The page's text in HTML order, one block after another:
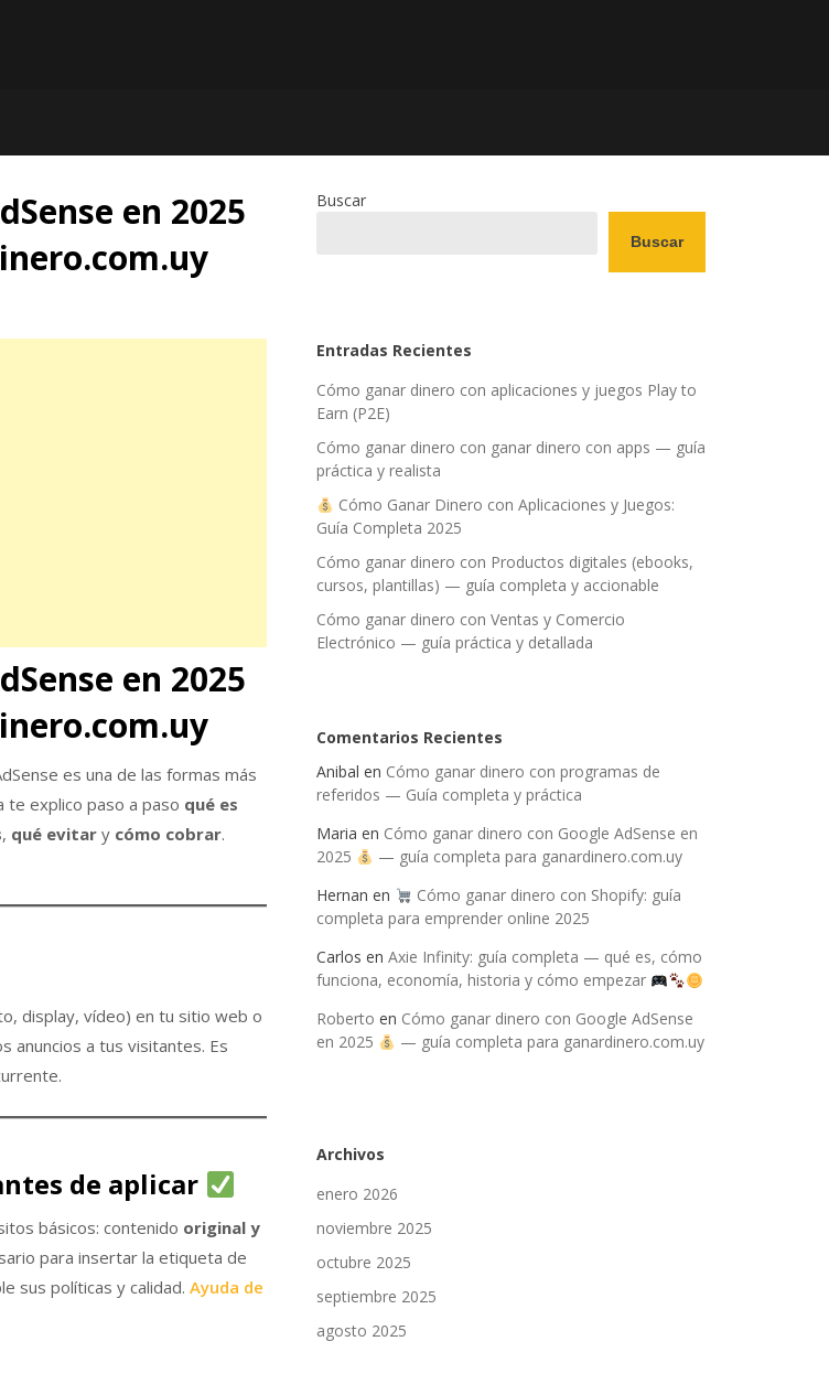
en 2025
en 2025
es una de las formas más
te explico paso a paso qué es
, qué evitar y cómo cobrar.
display, vídeo) en tu sitio web o
anuncios a tus visitantes. Es
de aplicar
básicos: contenido original y
para insertar la etiqueta de
sus políticas y calidad. Ayuda de
Buscar
Buscar
Entradas Recientes
Cómo ganar dinero con aplicaciones y juegos Play to
Earn (P2E)
Cómo ganar dinero con ganar dinero con apps — guía
práctica y realista
Cómo Ganar Dinero con Aplicaciones y Juegos:
Guía Completa 2025
Cómo ganar dinero con Productos digitales (ebooks,
cursos, plantillas) — guía completa y accionable
Cómo ganar dinero con Ventas y Comercio
Electrónico — guía práctica y detallada
Comentarios Recientes
Anibal en Cómo ganar dinero con programas de
referidos — Guía completa y práctica
Maria en Cómo ganar dinero con Google AdSense en
2025
— guía completa para ganardinero.com.uy
Hernan en
Cómo ganar dinero con Shopify: guía
completa para emprender online 2025
Carlos en Axie Infinity: guía completa — qué es, cómo
funciona, economía, historia y cómo empezar
Roberto en Cómo ganar dinero con Google AdSense
en 2025
— guía completa para ganardinero.com.uy
Archivos
enero 2026
noviembre 2025
octubre 2025
septiembre 2025
agosto 2025